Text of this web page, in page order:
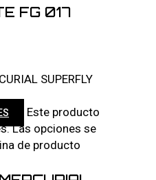
FG 017
Este producto
Las opciones se
de producto